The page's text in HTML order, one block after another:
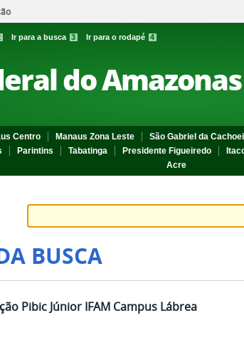
Ir para a busca 3 Ir para o rodapé 4
do Amazonas
Centro Manaus Zona Leste São Gabriel da
Parintins Tabatinga Presidente Figueiredo
Acre
BUSCA
Pibic Júnior IFAM Campus Lábrea